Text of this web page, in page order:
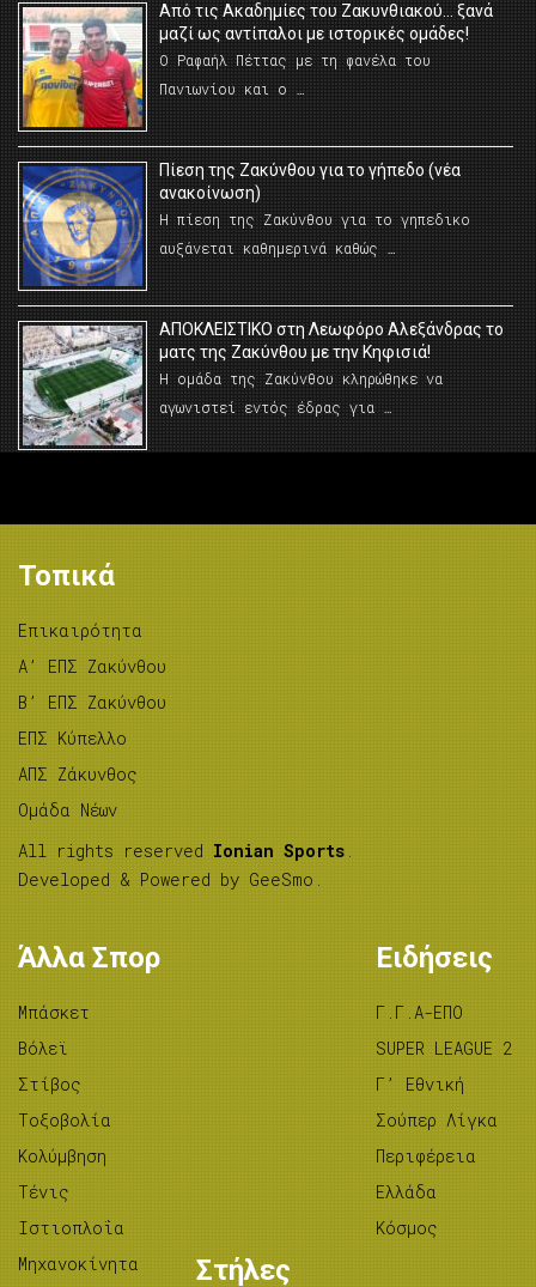
Από τις Ακαδημίες του Ζακυνθιακού… ξανά
μαζί ως αντίπαλοι με ιστορικές ομάδες!
Ο Ραφαήλ Πέττας με τη φανέλα του
Πανιωνίου και ο …
Πίεση της Ζακύνθου για το γήπεδο (νέα
ανακοίνωση)
Η πίεση της Ζακύνθου για το γηπεδικο
αυξάνεται καθημερινά καθώς …
AΠΟΚΛΕΙΣΤΙΚΟ στη Λεωφόρο Αλεξάνδρας το
ματς της Ζακύνθου με την Κηφισιά!
Η ομάδα της Ζακύνθου κληρώθηκε να
αγωνιστεί εντός έδρας για …
Τοπικά
Επικαιρότητα
A’ ΕΠΣ Ζακύνθου
B’ ΕΠΣ Ζακύνθου
ΕΠΣ Κύπελλο
ΑΠΣ Ζάκυνθος
Ομάδα Νέων
All rights reserved Ionian Sports .
Developed & Powered by GeeSmo .
Άλλα Σπορ
Μπάσκετ
Βόλεϊ
Στίβος
Tοξοβολία
Κολύμβηση
Τένις
Ιστιοπλοΐα
Μηχανοκίνητα
Ειδήσεις
Γ.Γ.Α-ΕΠΟ
SUPER LEAGUE 2
Γ’ Εθνική
Σούπερ Λίγκα
Περιφέρεια
Ελλάδα
Κόσμος
Στήλες